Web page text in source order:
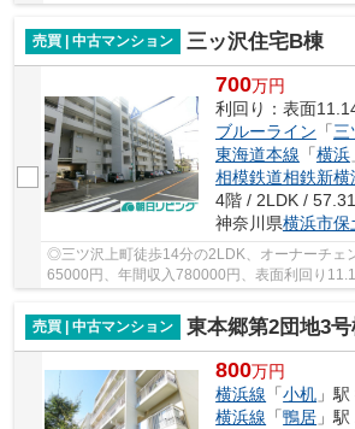
り・通風良好！ 〇角部屋、南向きの2LDK！
売買 | 中古マンション
三ッ沢住宅B棟
700万円
利回り：表面
ブルーライン 「三
東海道本線 「横浜
相模鉄道相鉄新横
4階 / 2LDK /
神奈川県横浜市保
◎三ツ沢上町徒歩14分の2LDK、オーナーチ
65000円、年間収入780000円、表面利回り
売買 | 中古マンション
東本郷第2団地3
800万円
横浜線 「小机 」
横浜線 「鴨居 」駅 バス